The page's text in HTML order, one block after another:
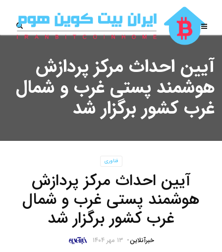
آیین احداث مرکز پردازش
هوشمند پستی غرب و شمال
غرب کشور برگزار شد
فناوری
آیین احداث مرکز پردازش
هوشمند پستی غرب و شمال
غرب کشور برگزار شد
خبرآنلاین ۱۳ مهر ۱۴۰۴